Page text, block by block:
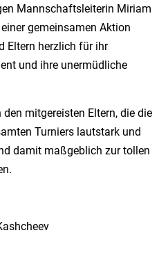
Mannschaftsleiterin Miriam
gemeinsamen Aktion
Eltern herzlich für ihr
und ihre unermüdliche
mitgereisten Eltern, die die
Turniers lautstark und
damit maßgeblich zur tollen